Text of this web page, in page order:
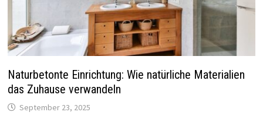
Naturbetonte Einrichtung: Wie natürliche Materialien
das Zuhause verwandeln
September 23, 2025